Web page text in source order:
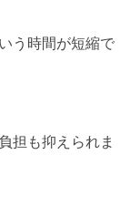
う時間が短縮で
担も抑えられま